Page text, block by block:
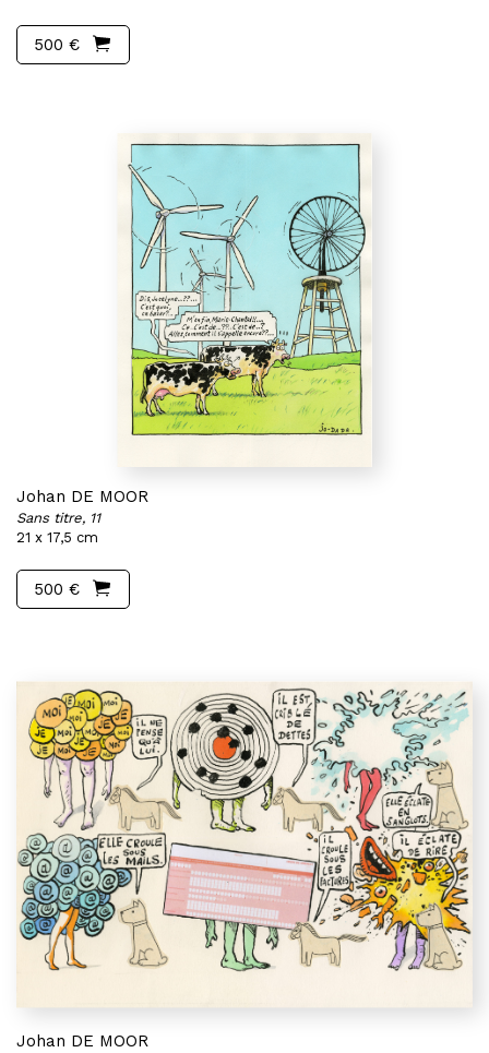
500 €
Johan DE MOOR
Sans titre, 11
21 x 17,5 cm
500 €
Johan DE MOOR